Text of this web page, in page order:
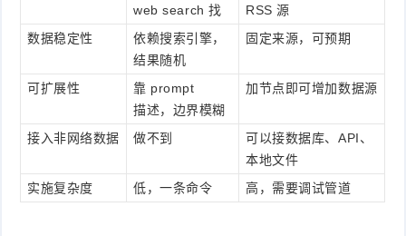
web search 找
RSS 源
数据稳定性
依赖搜索引擎，
结果随机
固定来源，可预期
可扩展性
靠 prompt
描述，边界模糊
加节点即可增加数据源
接入非网络数据 做不到
可以接数据库、API、
本地文件
实施复杂度
低，一条命令 高，需要调试管道